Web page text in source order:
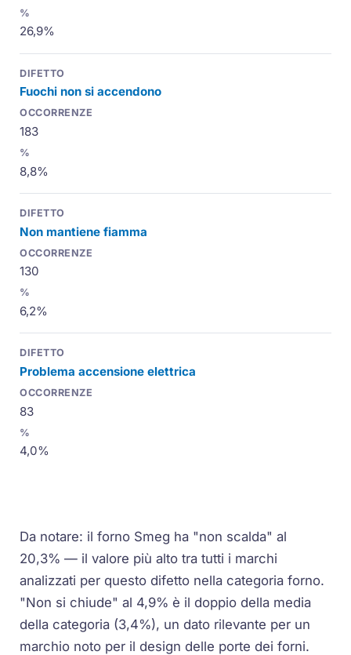
26,9%
Fuochi non si accendono
183
8,8%
Non mantiene fiamma
130
6,2%
Problema accensione elettrica
83
4,0%
Da notare: il forno Smeg ha "non scalda" al
20,3% — il valore più alto tra tutti i marchi
analizzati per questo difetto nella categoria forno.
"Non si chiude" al 4,9% è il doppio della media
della categoria (3,4%), un dato rilevante per un
marchio noto per il design delle porte dei forni.